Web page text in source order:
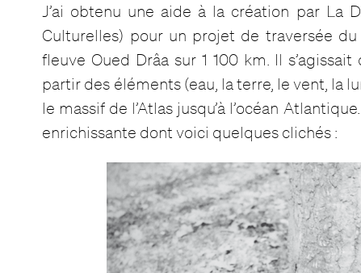
J’ai obtenu une aide à la création par La
Culturelles) pour un projet de traversée
fleuve Oued Drâa sur 1 100 km. Il
partir des éléments (eau, la terre, le vent, la
le massif de l’Atlas jusqu’à l’océan
enrichissante dont voici quelques clichés :